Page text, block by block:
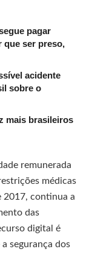
pagar
que ser preso,
acidente
sobre o
mais brasileiros
remunerada
médicas
2017, continua a
das
digital é
segurança dos